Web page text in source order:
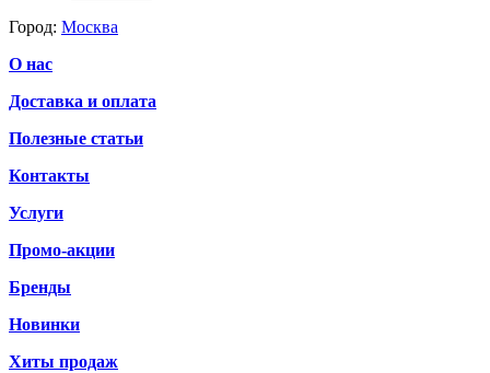
Город: Москва
О нас
Доставка и оплата
Полезные статьи
Контакты
Услуги
Промо-акции
Бренды
Новинки
Хиты продаж